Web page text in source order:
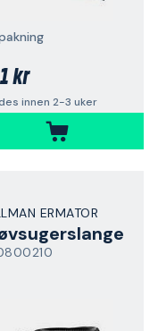
kr
innen 2-3 uker
ERMATOR